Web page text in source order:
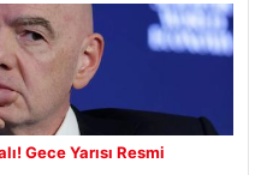
Gece Yarısı Resmi